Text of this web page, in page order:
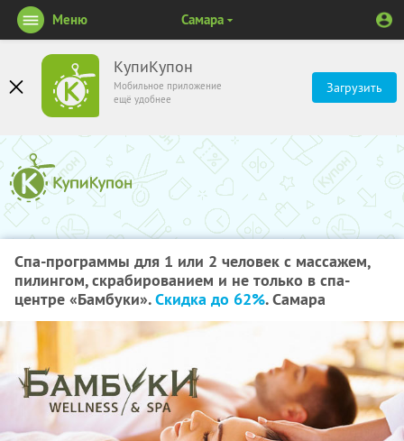
КупиКупон
Мобильное приложение
ещё удобнее
Загрузить
Меню Самара
Спа-программы для 1 или 2 человек с массажем,
пилингом, скрабированием и не только в спа-
центре «Бамбуки».Скидка до 62%. Самара